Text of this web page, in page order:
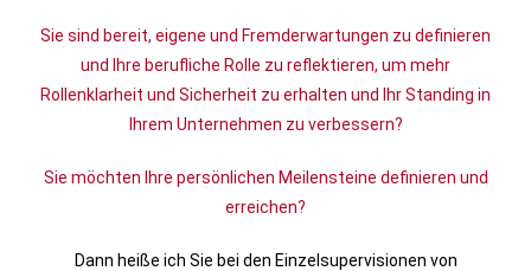
Sie sind bereit, eigene und Fremderwartungen zu definieren
und Ihre berufliche Rolle zu reflektieren, um mehr
Rollenklarheit und Sicherheit zu erhalten und Ihr Standing in
Ihrem Unternehmen zu verbessern?
Sie möchten Ihre persönlichen Meilensteine definieren und
erreichen?
Dann heiße ich Sie bei den Einzelsupervisionen von